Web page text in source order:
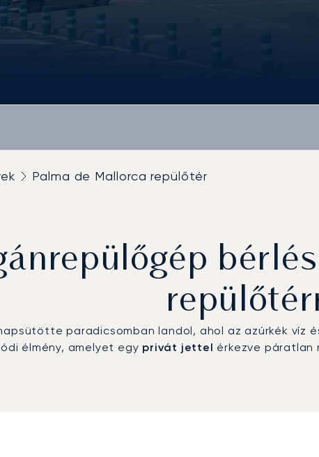
Palma de Mallorca repülőtér
paradicsomban landol, ahol az azúrkék víz
élmény, amelyet egy privát jettel érkezve páratlan